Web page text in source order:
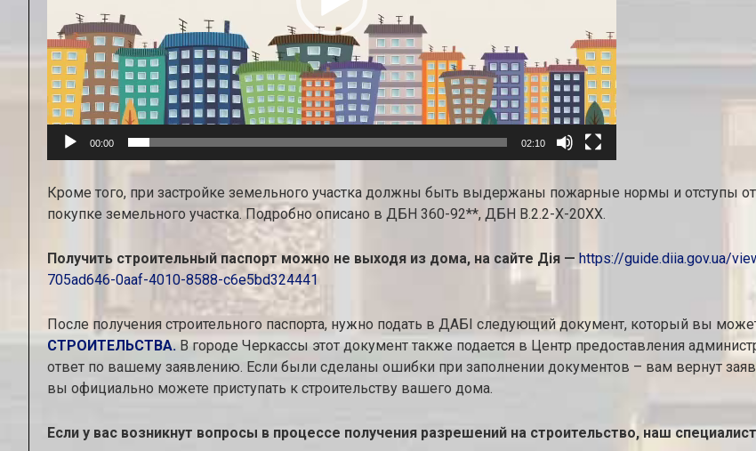
00:00 02:10
Кроме того, при застройке земельного участка должны быть выдержаны пожарные нормы и отступы
покупке земельного участка. Подробно описано в ДБН 360-92**, ДБН В.2.2-Х-20ХХ.
Получить строительный паспорт можно не выходя из дома, на сайте Дія — https://guide.diia.gov.ua/
705ad646-0aaf-4010-8588-c6e5bd324441
После получения строительного паспорта, нужно подать в ДАБІ следующий документ, который вы
СТРОИТЕЛЬСТВА. В городе Черкассы этот документ также подается в Центр предоставления
ответ по вашему заявлению. Если были сделаны ошибки при заполнении документов – вам вернут
вы официально можете приступать к строительству вашего дома.
Если у вас возникнут вопросы в процессе получения разрешений на строительство, наш